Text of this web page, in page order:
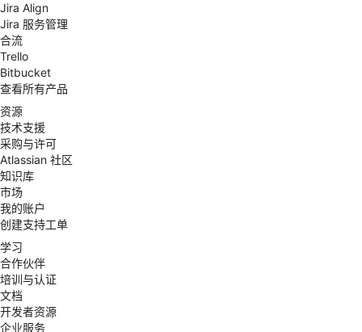
Jira Align
Jira 服务管理
合流
Trello
Bitbucket
查看所有产品
资源
技术支援
采购与许可
Atlassian 社区
知识库
市场
我的账户
创建支持工单
学习
合作伙伴
培训与认证
文档
开发者资源
企业服务